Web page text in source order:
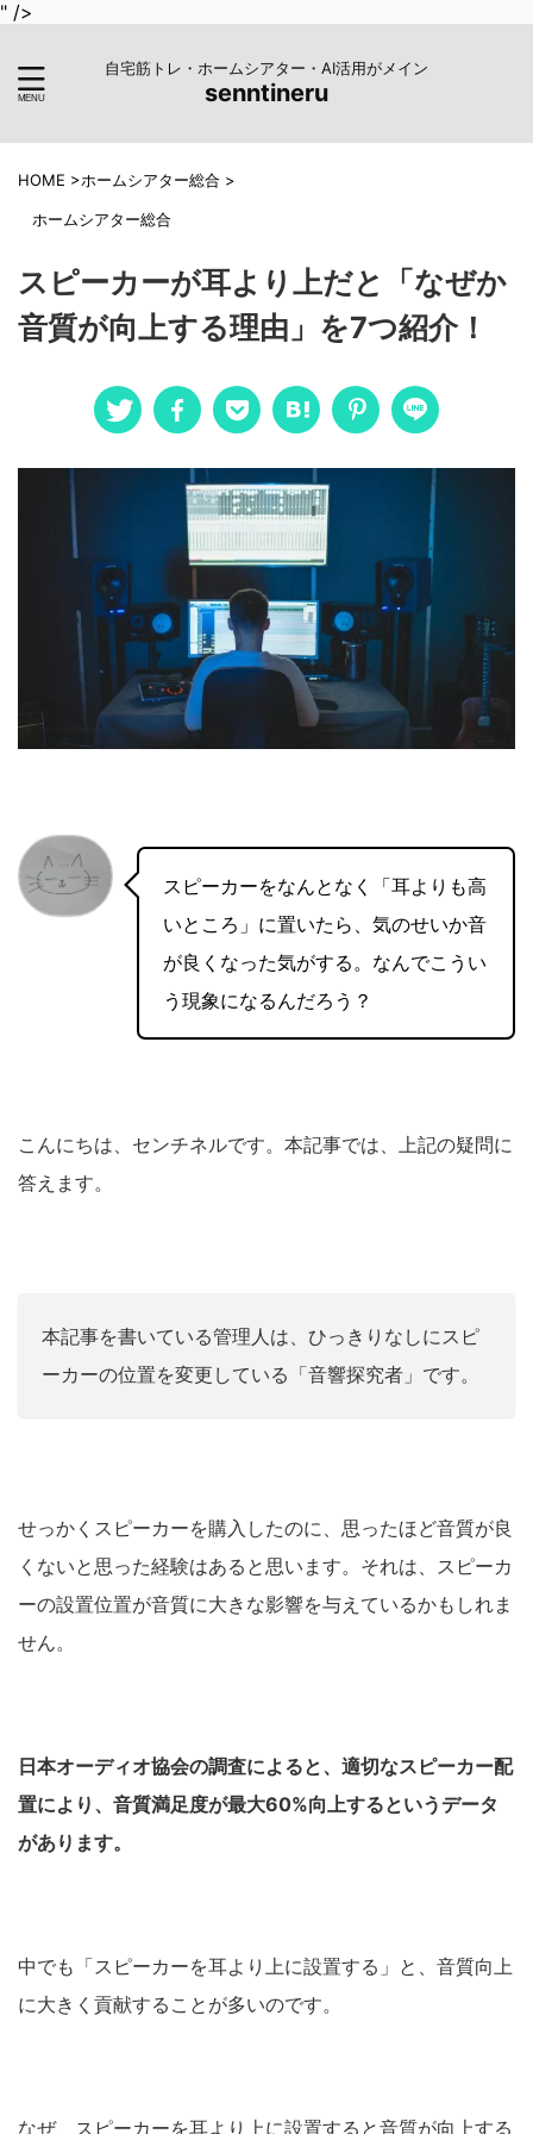
" />
自宅筋トレ・ホームシアター・AI活用がメイン
senntineru
HOME >ホームシアター総合 >
ホームシアター総合
スピーカーが耳より上だと「なぜか
音質が向上する理由」を7つ紹介！
スピーカーをなんとなく「耳よりも高
いところ」に置いたら、気のせいか音
が良くなった気がする。なんでこうい
う現象になるんだろう？
こんにちは、センチネルです。本記事では、上記の疑問に
答えます。
本記事を書いている管理人は、ひっきりなしにスピ
ーカーの位置を変更している「音響探究者」です。
せっかくスピーカーを購入したのに、思ったほど音質が良
くないと思った経験はあると思います。それは、スピーカ
ーの設置位置が音質に大きな影響を与えているかもしれま
せん。
日本オーディオ協会の調査によると、適切なスピーカー配
置により、音質満足度が最大60%向上するというデータ
があります。
中でも「スピーカーを耳より上に設置する」と、音質向上
に大きく貢献することが多いのです。
なぜ、スピーカーを耳より上に設置すると音質が向上する